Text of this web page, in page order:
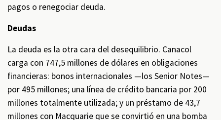
pagos o renegociar deuda.
Deudas
La deuda es la otra cara del desequilibrio. Canacol
carga con 747,5 millones de dólares en obligaciones
financieras: bonos internacionales —los Senior Notes—
por 495 millones; una línea de crédito bancaria por 200
millones totalmente utilizada; y un préstamo de 43,7
millones con Macquarie que se convirtió en una bomba